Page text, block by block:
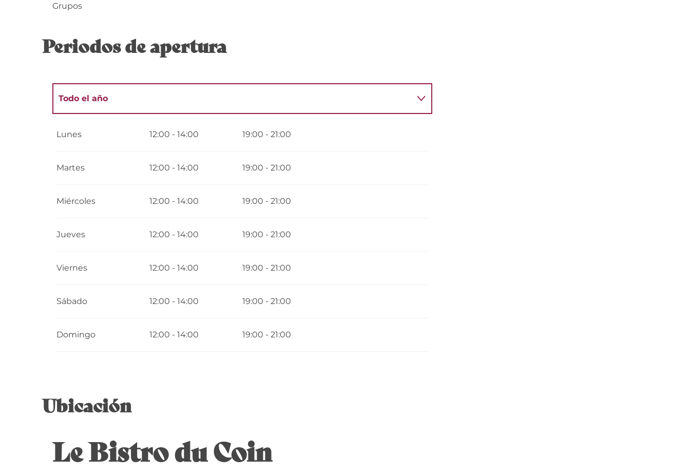
Grupos
Periodos de apertura
Todo el año
Lunes 12:00 - 14:00 19:00 - 21:00
Martes 12:00 - 14:00 19:00 - 21:00
Miércoles 12:00 - 14:00 19:00 - 21:00
Jueves 12:00 - 14:00 19:00 - 21:00
Viernes 12:00 - 14:00 19:00 - 21:00
Sábado 12:00 - 14:00 19:00 - 21:00
Domingo 12:00 - 14:00 19:00 - 21:00
Ubicación
Le Bistro du Coin